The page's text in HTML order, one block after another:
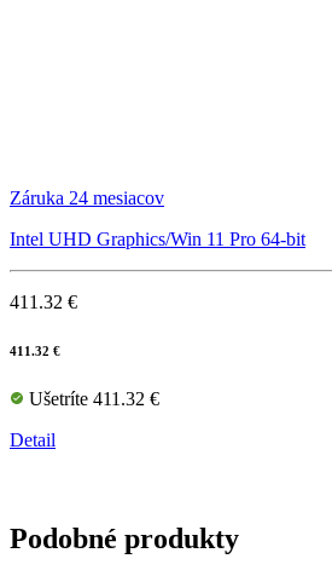
Záruka 24 mesiacov
Intel UHD Graphics/Win 11 Pro 64-bit
411.32 €
411.32 €
Ušetríte 411.32 €
Detail
Podobné produkty